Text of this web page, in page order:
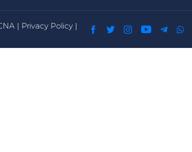
| Privacy Policy |